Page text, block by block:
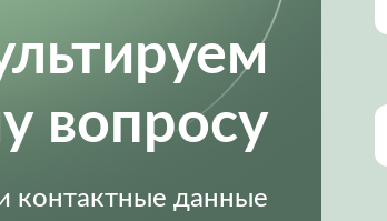
вопросу
контактные данные